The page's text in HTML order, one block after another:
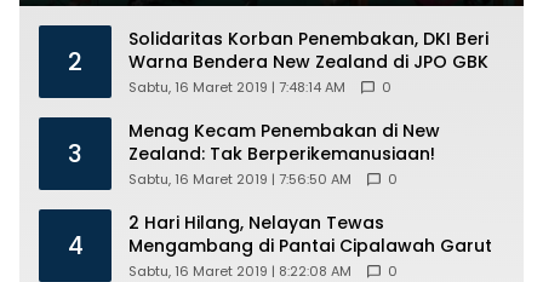
2
Solidaritas Korban Penembakan, DKI Beri
Warna Bendera New Zealand di JPO GBK
Sabtu, 16 Maret 2019 | 7:48:14 AM 0
3
Menag Kecam Penembakan di New
Zealand: Tak Berperikemanusiaan!
Sabtu, 16 Maret 2019 | 7:56:50 AM 0
4
2 Hari Hilang, Nelayan Tewas
Mengambang di Pantai Cipalawah Garut
Sabtu, 16 Maret 2019 | 8:22:08 AM 0